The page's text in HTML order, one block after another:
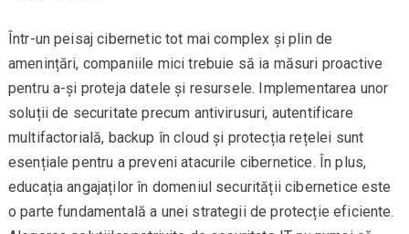
Într-un peisaj cibernetic tot mai complex și plin de
amenințări, companiile mici trebuie să ia măsuri proactive
pentru a-și proteja datele și resursele. Implementarea unor
soluții de securitate precum antivirusuri, autentificare
multifactorială, backup în cloud și protecția rețelei sunt
esențiale pentru a preveni atacurile cibernetice. În plus,
educația angajaților în domeniul securității cibernetice este
o parte fundamentală a unei strategii de protecție eficiente.